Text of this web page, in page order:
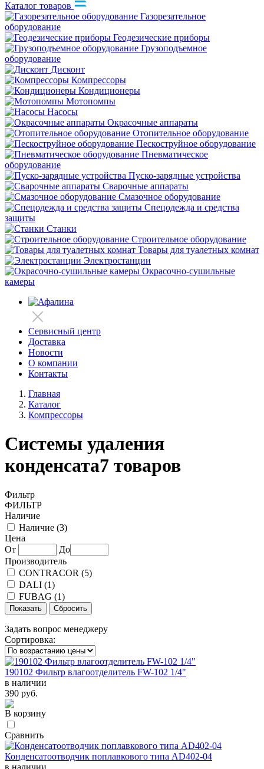
Каталог товаров
Газорезательное
оборудование
Геодезические приборы
Грузоподъемное
оборудование
Дисконт
Компрессоры
Кондиционеры
Мотопомпы
Насосы
Окрасочные аппараты
Отопительное оборудование
Пескоструйное оборудование
Пневматическое
оборудование
Пуско-зарядные устройства
Сварочные аппараты
Смазочное оборудование
Спецодежда и средства
защиты
Станки
Строительное оборудование
Товары для туалетных комнат
Электростанции
Окрасочно-сушильные
камеры
Сервисный центр
Доставка
Новости
О компании
Контакты
Главная
Каталог
Компрессоры
Системы удаления
конденсата7 товаров
Фильтр
ФИЛЬТР
Наличие
Наличие (3)
Цена
От
До
Производитель
CONTRACOR (5)
DALI (1)
FUBAG (1)
Задать вопрос менеджеру
Сортировка:
190102 Фильтр влагоотделитель FW-102 1/4"
в наличии
390 руб.
В корзину
Сравнить
Конденсатоотводчик поплавкового типа AD402-04
в наличии